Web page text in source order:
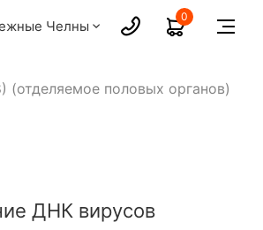
Челны
0
(отделяемое половых органов)
ДНК вирусов